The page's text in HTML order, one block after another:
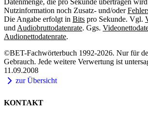
Nutzinformation noch Zusatz- und/oder
Die Angabe erfolgt in Bits pro Sekunde. Vgl.
und Audiobruttodatenrate. Ggs.
Audionettodatenrate.
©BET-Fachwörterbuch 1992-2026. Nur für
Gebrauch. Jede weitere Verwertung ist
11.09.2008
zur Übersicht
KONTAKT